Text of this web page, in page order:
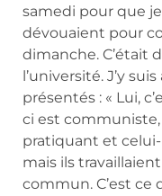
samedi pour que
dévouaient pour
dimanche. C’était
l’université. J’y
présentés : « Lui,
ci est
pratiquant et
mais ils
commun. C’est ce